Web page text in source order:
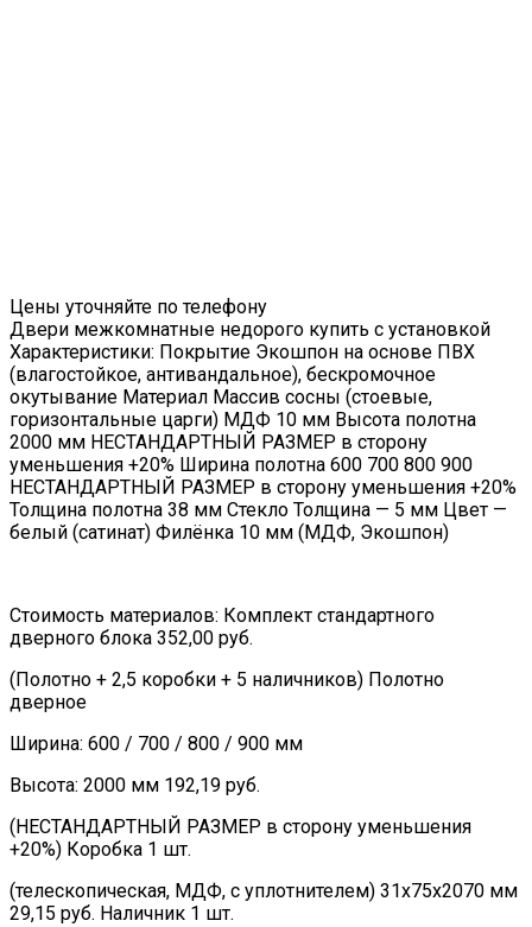
Цены уточняйте по телефону
Двери межкомнатные недорого купить с установкой
Характеристики: Покрытие Экошпон на основе ПВХ
(влагостойкое, антивандальное), бескромочное
окутывание Материал Массив сосны (стоевые,
горизонтальные царги) МДФ 10 мм Высота полотна
2000 мм НЕСТАНДАРТНЫЙ РАЗМЕР в сторону
уменьшения +20% Ширина полотна 600 700 800 900
НЕСТАНДАРТНЫЙ РАЗМЕР в сторону уменьшения +20%
Толщина полотна 38 мм Стекло Толщина — 5 мм Цвет —
белый (сатинат) Филёнка 10 мм (МДФ, Экошпон)
Стоимость материалов: Комплект стандартного
дверного блока 352,00 руб.
(Полотно + 2,5 коробки + 5 наличников) Полотно
дверное
Ширина: 600 / 700 / 800 / 900 мм
Высота: 2000 мм 192,19 руб.
(НЕСТАНДАРТНЫЙ РАЗМЕР в сторону уменьшения
+20%) Коробка 1 шт.
(телескопическая, МДФ, с уплотнителем) 31х75х2070 мм
29,15 руб. Наличник 1 шт.